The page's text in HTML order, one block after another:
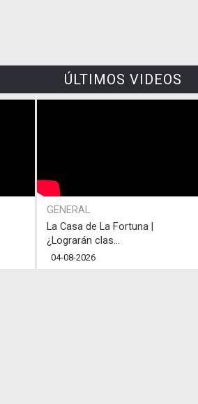
ÚLTIMOS VIDEOS
GENERAL
La Casa de La Fortuna |
¿Lograrán clas...
04-08-2026